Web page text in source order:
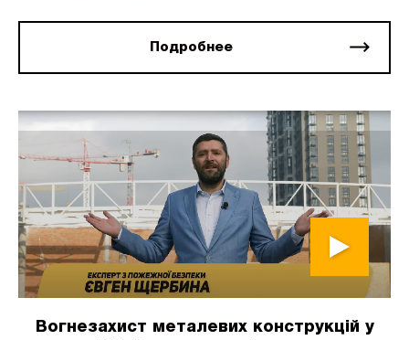
Подробнее
Вогнезахист металевих конструкцій у